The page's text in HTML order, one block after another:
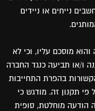
נייחים או ניידים
מוסכם עליו, וכי לא
ו/או תביעה כנגד החברה
בהפרת התחייבות
תקנון זה. מודגש כי
הודעה מוחלטת, סופית